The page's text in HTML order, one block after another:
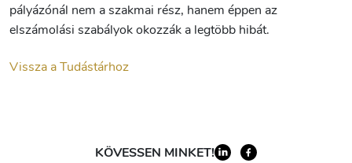
pályázónál nem a szakmai rész, hanem éppen az
elszámolási szabályok okozzák a legtöbb hibát.
Vissza a Tudástárhoz
KÖVESSEN MINKET!